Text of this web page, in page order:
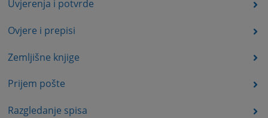
Uvjerenja i potvrde
Ovjere i prepisi
Zemljišne knjige
Prijem pošte
Razgledanje spisa